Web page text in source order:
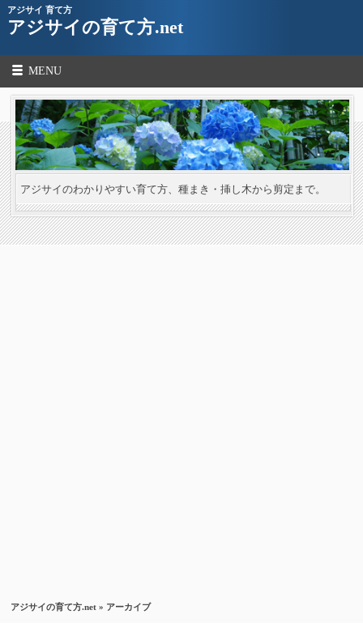
アジサイ 育て方
アジサイの育て方.net
MENU
アジサイのわかりやすい育て方、種まき・挿し木から剪定まで。
アジサイの育て方.net » アーカイブ